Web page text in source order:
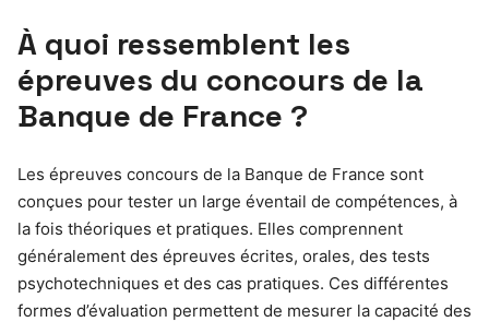
À quoi ressemblent les
épreuves du concours de la
Banque de France ?
Les épreuves concours de la Banque de France sont
conçues pour tester un large éventail de compétences, à
la fois théoriques et pratiques. Elles comprennent
généralement des épreuves écrites, orales, des tests
psychotechniques et des cas pratiques. Ces différentes
formes d’évaluation permettent de mesurer la capacité des